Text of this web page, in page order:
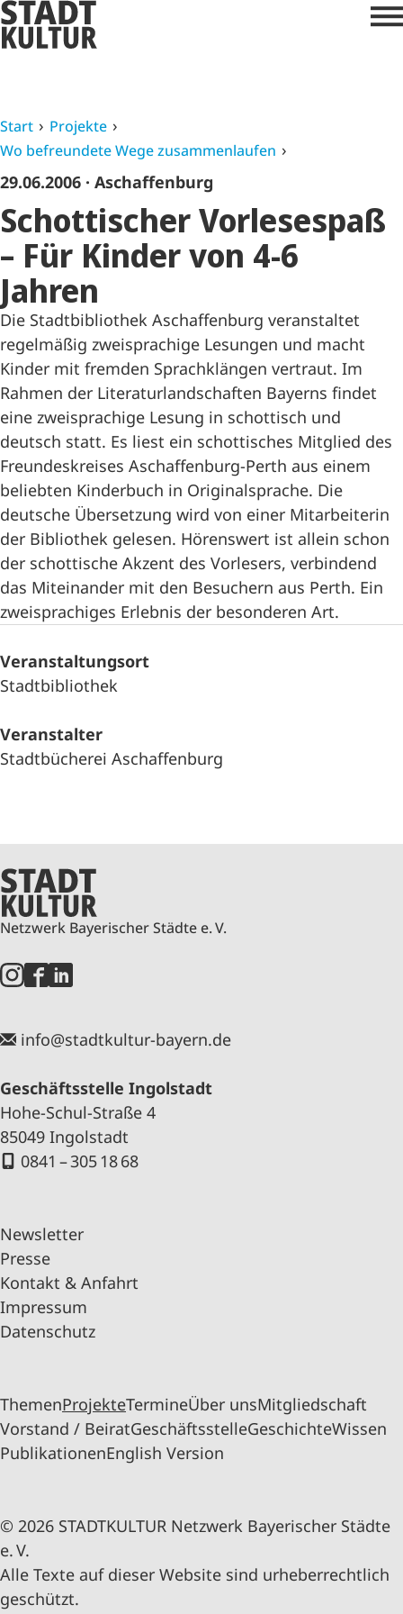
Start
Projekte
Wo befreundete Wege zusammenlaufen
29.06.2006 · Aschaffenburg
Schottischer Vorlesespaß
– Für Kinder von 4-6
Jahren
Die Stadtbibliothek Aschaffenburg veranstaltet
regelmäßig zweisprachige Lesungen und macht
Kinder mit fremden Sprachklängen vertraut. Im
Rahmen der Literaturlandschaften Bayerns findet
eine zweisprachige Lesung in schottisch und
deutsch statt. Es liest ein schottisches Mitglied des
Freundeskreises Aschaffenburg-Perth aus einem
beliebten Kinderbuch in Originalsprache. Die
deutsche Übersetzung wird von einer Mitarbeiterin
der Bibliothek gelesen. Hörenswert ist allein schon
der schottische Akzent des Vorlesers, verbindend
das Miteinander mit den Besuchern aus Perth. Ein
zweisprachiges Erlebnis der besonderen Art.
Veranstaltungsort
Stadtbibliothek
Veranstalter
Stadtbücherei Aschaffenburg
Netzwerk Bayerischer Städte e. V.
info@stadtkultur-bayern.de
Geschäftsstelle Ingolstadt
Hohe-Schul-Straße 4
85049 Ingolstadt
0841 – 305 18 68
Newsletter
Presse
Kontakt & Anfahrt
Impressum
Datenschutz
ThemenProjekteTermineÜber unsMitgliedschaft
Vorstand / BeiratGeschäftsstelleGeschichteWissen
PublikationenEnglish Version
© 2026 STADTKULTUR Netzwerk Bayerischer Städte
e. V.
Alle Texte auf dieser Website sind urheberrechtlich
geschützt.